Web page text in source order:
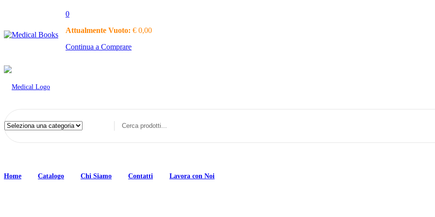
0
Attualmente Vuoto: € 0,00
Continua a Comprare
Home Catalogo Chi Siamo Contatti Lavora con Noi